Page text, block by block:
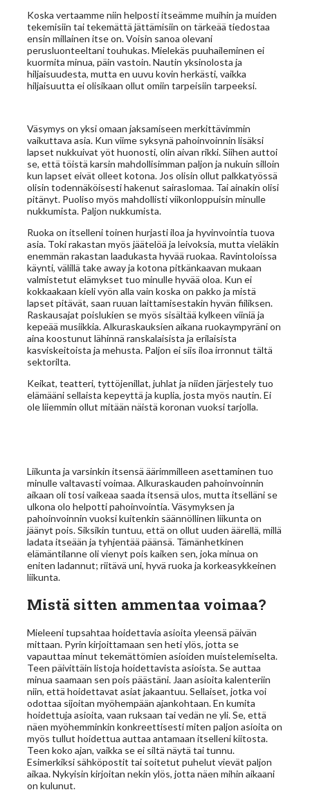
Koska vertaamme niin helposti itseämme muihin ja muiden
tekemisiin tai tekemättä jättämisiin on tärkeää tiedostaa
ensin millainen itse on. Voisin sanoa olevani
perusluonteeltani touhukas. Mielekäs puuhaileminen ei
kuormita minua, päin vastoin. Nautin yksinolosta ja
hiljaisuudesta, mutta en uuvu kovin herkästi, vaikka
hiljaisuutta ei olisikaan ollut omiin tarpeisiin tarpeeksi.
Väsymys on yksi omaan jaksamiseen merkittävimmin
vaikuttava asia. Kun viime syksynä pahoinvoinnin lisäksi
lapset nukkuivat yöt huonosti, olin aivan rikki. Siihen auttoi
se, että töistä karsin mahdollisimman paljon ja nukuin silloin
kun lapset eivät olleet kotona. Jos olisin ollut palkkatyössä
olisin todennäköisesti hakenut sairaslomaa. Tai ainakin olisi
pitänyt. Puoliso myös mahdollisti viikonloppuisin minulle
nukkumista. Paljon nukkumista.
Ruoka on itselleni toinen hurjasti iloa ja hyvinvointia tuova
asia. Toki rakastan myös jäätelöä ja leivoksia, mutta vieläkin
enemmän rakastan laadukasta hyvää ruokaa. Ravintoloissa
käynti, välillä take away ja kotona pitkänkaavan mukaan
valmistetut elämykset tuo minulle hyvää oloa. Kun ei
kokkaakaan kieli vyön alla vain koska on pakko ja mistä
lapset pitävät, saan ruuan laittamisestakin hyvän fiiliksen.
Raskausajat poislukien se myös sisältää kylkeen viiniä ja
kepeää musiikkia. Alkuraskauksien aikana ruokaympyräni on
aina koostunut lähinnä ranskalaisista ja erilaisista
kasviskeitoista ja mehusta. Paljon ei siis iloa irronnut tältä
sektorilta.
Keikat, teatteri, tyttöjenillat, juhlat ja niiden järjestely tuo
elämääni sellaista kepeyttä ja kuplia, josta myös nautin. Ei
ole liiemmin ollut mitään näistä koronan vuoksi tarjolla.
Liikunta ja varsinkin itsensä äärimmilleen asettaminen tuo
minulle valtavasti voimaa. Alkuraskauden pahoinvoinnin
aikaan oli tosi vaikeaa saada itsensä ulos, mutta itselläni se
ulkona olo helpotti pahoinvointia. Väsymyksen ja
pahoinvoinnin vuoksi kuitenkin säännöllinen liikunta on
jäänyt pois. Siksikin tuntuu, että on ollut uuden äärellä, millä
ladata itseään ja tyhjentää päänsä. Tämänhetkinen
elämäntilanne oli vienyt pois kaiken sen, joka minua on
eniten ladannut; riitävä uni, hyvä ruoka ja korkeasykkeinen
liikunta.
Mistä sitten ammentaa voimaa?
Mieleeni tupsahtaa hoidettavia asioita yleensä päivän
mittaan. Pyrin kirjoittamaan sen heti ylös, jotta se
vapauttaa minut tekemättömien asioiden muistelemiselta.
Teen päivittäin listoja hoidettavista asioista. Se auttaa
minua saamaan sen pois päästäni. Jaan asioita kalenteriin
niin, että hoidettavat asiat jakaantuu. Sellaiset, jotka voi
odottaa sijoitan myöhempään ajankohtaan. En kumita
hoidettuja asioita, vaan ruksaan tai vedän ne yli. Se, että
näen myöhemminkin konkreettisesti miten paljon asioita on
myös tullut hoidettua auttaa antamaan itselleni kiitosta.
Teen koko ajan, vaikka se ei siltä näytä tai tunnu.
Esimerkiksi sähköpostit tai soitetut puhelut vievät paljon
aikaa. Nykyisin kirjoitan nekin ylös, jotta näen mihin aikaani
on kulunut.